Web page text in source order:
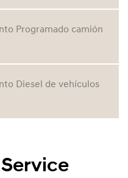
Programado camión
Diesel de vehículos